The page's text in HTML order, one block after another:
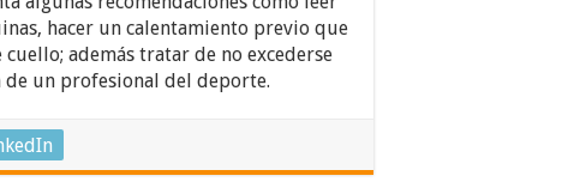
hacer un calentamiento previo que
además tratar de no excederse
de un profesional del deporte.